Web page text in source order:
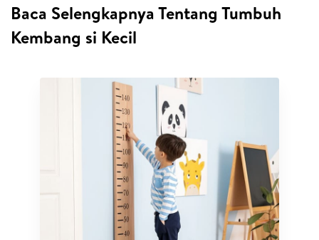
Baca Selengkapnya Tentang Tumbuh
Kembang si Kecil